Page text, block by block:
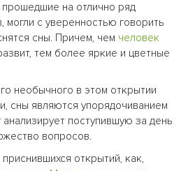
на отлично ряд
могли с уверенностью говорить
сны. Причем, чем человек
тем более яркие и цветные
необычного в этом открытии
сны являются упорядочиванием
поступившую за день
вопросов.
открытий, как,